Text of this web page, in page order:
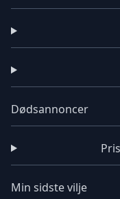
Dødsannoncer
Min sidste vilje